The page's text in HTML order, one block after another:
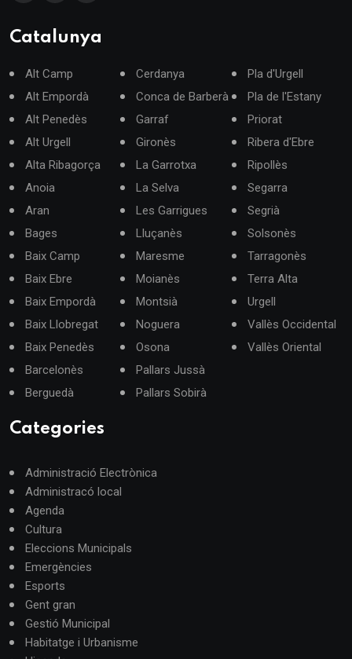
Catalunya
Alt Camp
Alt Empordà
Alt Penedès
Alt Urgell
Alta Ribagorça
Anoia
Aran
Bages
Baix Camp
Baix Ebre
Baix Empordà
Baix Llobregat
Baix Penedès
Barcelonès
Berguedà
Cerdanya
Conca de Barberà
Garraf
Gironès
La Garrotxa
La Selva
Les Garrigues
Lluçanès
Maresme
Moianès
Montsià
Noguera
Osona
Pallars Jussà
Pallars Sobirà
Pla d'Urgell
Pla de l'Estany
Priorat
Ribera d'Ebre
Ripollès
Segarra
Segrià
Solsonès
Tarragonès
Terra Alta
Urgell
Vallès Occidental
Vallès Oriental
Categories
Administració Electrònica
Administracó local
Agenda
Cultura
Eleccions Municipals
Emergències
Esports
Gent gran
Gestió Municipal
Habitatge i Urbanisme